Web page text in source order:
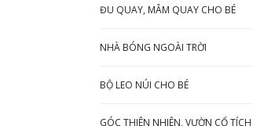
ĐU QUAY, MÂM QUAY CHO BÉ
NHÀ BÓNG NGOÀI TRỜI
BỘ LEO NÚI CHO BÉ
GÓC THIÊN NHIÊN, VƯỜN CỔ TÍCH